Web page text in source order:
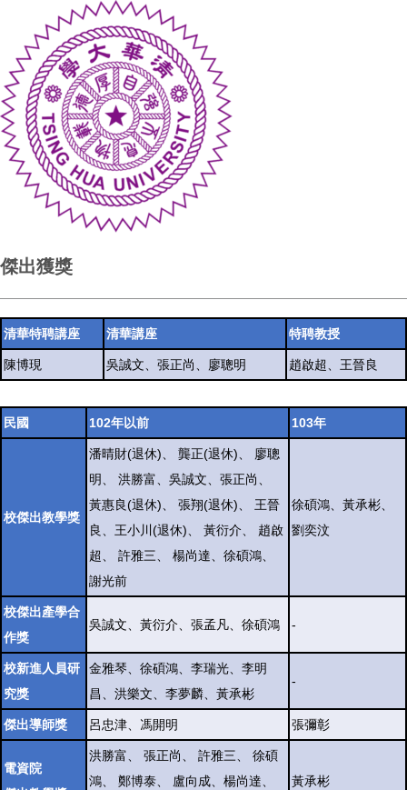
傑出獲獎
清華特聘講座 清華講座 特聘教授
陳博現 吳誠文、張正尚、廖聰明 趙啟超、王晉良
民國 102年以前 103年
校傑出教學獎
潘晴財(退休)、 龔正(退休)、 廖聰
明、 洪勝富、吳誠文、張正尚、
黃惠良(退休)、 張翔(退休)、 王晉
良、王小川(退休)、 黃衍介、 趙啟
超、 許雅三、 楊尚達、徐碩鴻、
謝光前
徐碩鴻、黃承彬、
劉奕汶
校傑出產學合
作獎
吳誠文、黃衍介、張孟凡、徐碩鴻 -
校新進人員研
究獎
金雅琴、徐碩鴻、李瑞光、李明
昌、洪樂文、李夢麟、黃承彬
-
傑出導師獎 呂忠津、馮開明 張彌彰
電資院
洪勝富、 張正尚、 許雅三、 徐碩
鴻、 鄭博泰、 盧向成、楊尚達、
黃承彬